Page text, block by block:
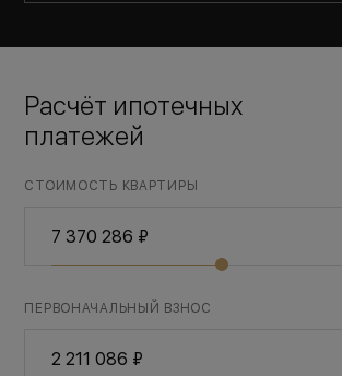
Расчёт ипотечных
платежей
СТОИМОСТЬ КВАРТИРЫ
ПЕРВОНАЧАЛЬНЫЙ ВЗНОС